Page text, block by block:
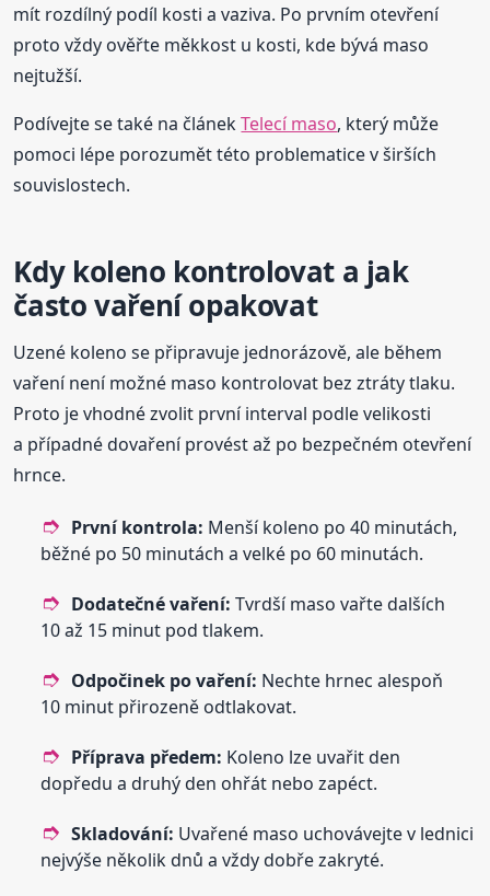
mít rozdílný podíl kosti a vaziva. Po prvním otevření
proto vždy ověřte měkkost u kosti, kde bývá maso
nejtužší.
Podívejte se také na článekTelecí maso, který může
pomoci lépe porozumět této problematice v širších
souvislostech.
Kdy koleno kontrolovat a jak
často vaření opakovat
Uzené koleno se připravuje jednorázově, ale během
vaření není možné maso kontrolovat bez ztráty tlaku.
Proto je vhodné zvolit první interval podle velikosti
a případné dovaření provést až po bezpečném otevření
hrnce.
První kontrola: Menší koleno po 40 minutách,
běžné po 50 minutách a velké po 60 minutách.
Dodatečné vaření: Tvrdší maso vařte dalších
10 až 15 minut pod tlakem.
Odpočinek po vaření: Nechte hrnec alespoň
10 minut přirozeně odtlakovat.
Příprava předem: Koleno lze uvařit den
dopředu a druhý den ohřát nebo zapéct.
Skladování: Uvařené maso uchovávejte v lednici
nejvýše několik dnů a vždy dobře zakryté.